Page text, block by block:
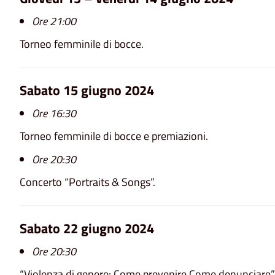
Ore 21:00
Torneo femminile di bocce.
Sabato 15 giugno 2024
Ore 16:30
Torneo femminile di bocce e premiazioni.
Ore 20:30
Concerto “Portraits & Songs”.
Sabato 22 giugno 2024
Ore 20:30